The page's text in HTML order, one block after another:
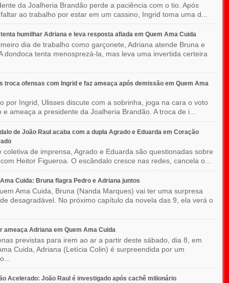
da Joalheria Brandão perde a paciência com o tio. Após
ao trabalho por estar em um cassino, Ingrid toma uma d...
humilhar Adriana e leva resposta afiada em Quem Ama Cuida
dia de trabalho como garçonete, Adriana atende Bruna e
dondoca tenta menosprezá-la, mas leva uma invertida certeira
troca ofensas com Ingrid e faz ameaça após demissão em Quem Ama
por Ingrid, Ulisses discute com a sobrinha, joga na cara o voto
e ameaça a presidente da Joalheria Brandão. A troca de i...
de João Raul acaba com a dupla Agrado e Eduarda em Coração
coletiva de imprensa, Agrado e Eduarda são questionadas sobre
Heitor Figueroa. O escândalo cresce nas redes, cancela o...
Cuida: Bruna flagra Pedro e Adriana juntos
Ama Cuida, Bruna (Nanda Marques) vai ter uma surpresa
desagradável. No próximo capítulo da novela das 9, ela verá o
ameaça Adriana em Quem Ama Cuida
previstas para irem ao ar a partir deste sábado, dia 8, em
Cuida, Adriana (Letícia Colin) é surpreendida por um
Acelerado: João Raul é investigado após cachê milionário